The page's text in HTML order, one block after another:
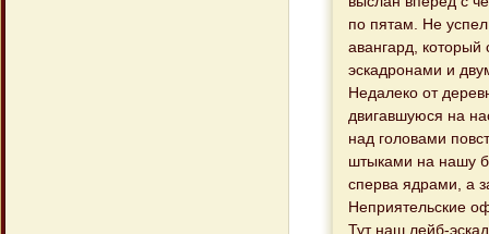
по пятам. Не
авангард,
эскадронами и
Недалеко от
двигавшуюся на
над головами
штыками на нашу
сперва ядрами, а
Неприятельские
Тут наш лейб-